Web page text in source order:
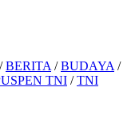
/BERITA /BUDAYA /
TNI /TNI